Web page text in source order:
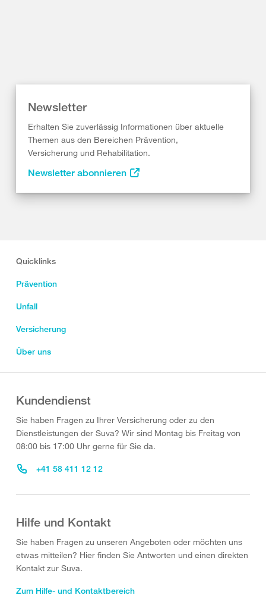
Newsletter
Erhalten Sie zuverlässig Informationen über aktuelle
Themen aus den Bereichen Prävention,
Versicherung und Rehabilitation.
Newsletter abonnieren
Quicklinks
Prävention
Unfall
Versicherung
Über uns
Kundendienst
Sie haben Fragen zu Ihrer Versicherung oder zu den
Dienstleistungen der Suva? Wir sind Montag bis Freitag von
08:00 bis 17:00 Uhr gerne für Sie da.
+41 58 411 12 12
Hilfe und Kontakt
Sie haben Fragen zu unseren Angeboten oder möchten uns
etwas mitteilen? Hier finden Sie Antworten und einen direkten
Kontakt zur Suva.
Zum Hilfe- und Kontaktbereich